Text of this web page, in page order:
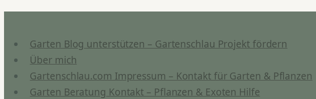
Garten Blog unterstützen – Gartenschlau Projekt fördern
Über mich
Gartenschlau.com Impressum – Kontakt für Garten & Pflanzen
Garten Beratung Kontakt – Pflanzen & Exoten Hilfe